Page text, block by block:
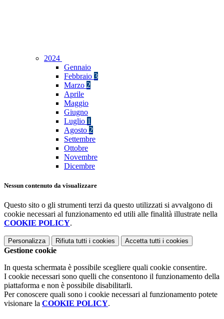
2024
Gennaio
Febbraio 3
Marzo 2
Aprile
Maggio
Giugno
Luglio 1
Agosto 2
Settembre
Ottobre
Novembre
Dicembre
Nessun contenuto da visualizzare
Questo sito o gli strumenti terzi da questo utilizzati si avvalgono di
cookie necessari al funzionamento ed utili alle finalità illustrate nella
COOKIE POLICY.
Personalizza Rifiuta tutti i cookies Accetta tutti i cookies
Gestione cookie
In questa schermata è possibile scegliere quali cookie consentire.
I cookie necessari sono quelli che consentono il funzionamento della
piattaforma e non è possibile disabilitarli.
Per conoscere quali sono i cookie necessari al funzionamento potete
visionare la COOKIE POLICY.